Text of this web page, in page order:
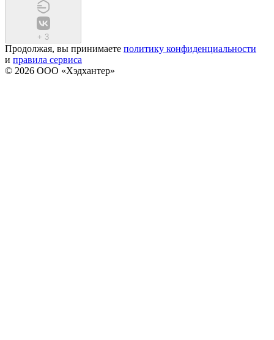
+ 3
Продолжая, вы принимаете политику конфиденциальности
и правила сервиса
© 2026 ООО «Хэдхантер»